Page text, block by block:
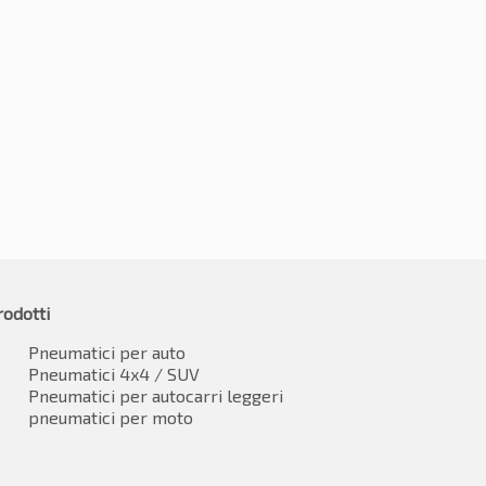
91V
Pneumatici per auto
Pneumatici 4x4 / SUV
Pneumatici per autocarri leggeri
pneumatici per moto